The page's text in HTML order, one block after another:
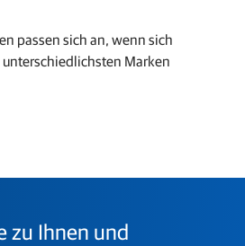
passen sich an, wenn sich
Marken
zu Ihnen und